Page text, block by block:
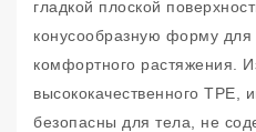
гладкой плоской
конусообразную форму для
комфортного растяжения.
высококачественного TPE,
безопасны для тела, не